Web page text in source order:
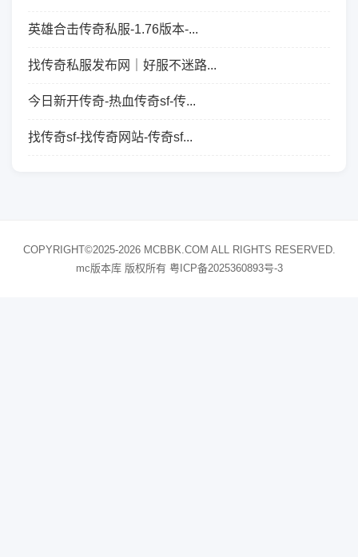
英雄合击传奇私服-1.76版本-...
找传奇私服发布网｜好服不迷路...
今日新开传奇-热血传奇sf-传...
找传奇sf-找传奇网站-传奇sf...
COPYRIGHT©2025-2026 MCBBK.COM ALL RIGHTS RESERVED.
mc版本库 版权所有 粤ICP备2025360893号-3